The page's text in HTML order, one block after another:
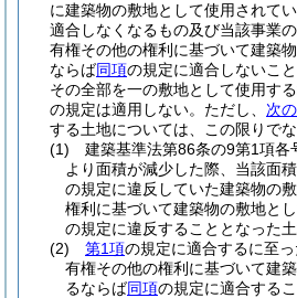
に建築物の敷地として使用されて
適合しなくなるもの及び当該事業
有権その他の権利に基づいて建築
ならば同項の規定に適合しないこ
その全部を一の敷地として使用する
の規定は適用しない。 ただし、 次
する土地については、この限りでな
(1)
建築基準法第86条の9第1項各
より面積が減少した際、当該面
の規定に違反していた建築物の
権利に基づいて建築物の敷地と
の規定に違反することとなった
(2)
第1項の規定に適合するに至
有権その他の権利に基づいて建
るならば同項の規定に適合する